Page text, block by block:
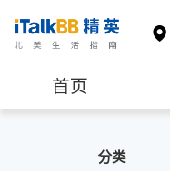
首页
分类